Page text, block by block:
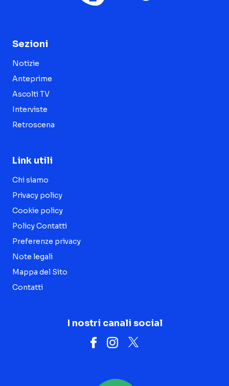
Sezioni
Notizie
Anteprime
Ascolti TV
Interviste
Retroscena
Link utili
Chi siamo
Privacy policy
Cookie policy
Policy Contatti
Preferenze privacy
Note legali
Mappa del Sito
Contatti
I nostri canali social